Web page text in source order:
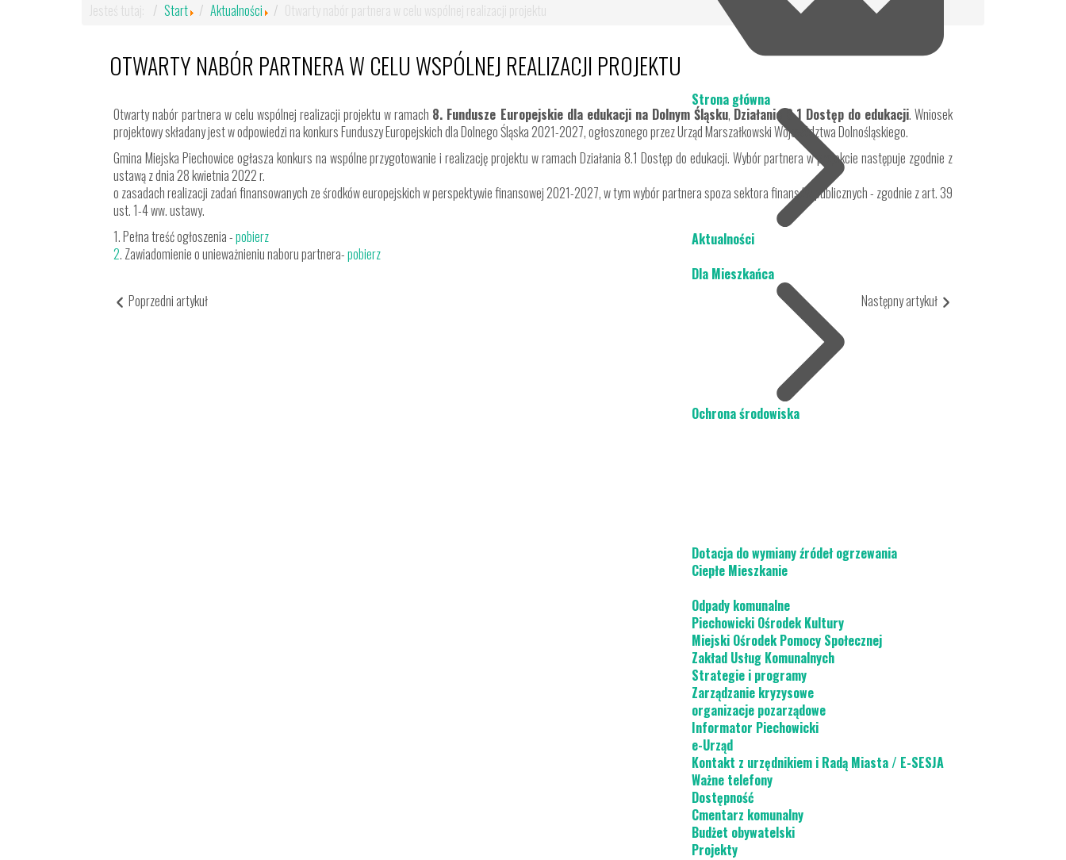
Strona główna
Aktualności
Dla Mieszkańca
Ochrona środowiska
Dotacja do wymiany źródeł ogrzewania
Ciepłe Mieszkanie
Odpady komunalne
Piechowicki Ośrodek Kultury
Miejski Ośrodek Pomocy Społecznej
Zakład Usług Komunalnych
Strategie i programy
Zarządzanie kryzysowe
organizacje pozarządowe
Informator Piechowicki
e-Urząd
Kontakt z urzędnikiem i Radą Miasta / E-SESJA
Ważne telefony
Dostępność
Cmentarz komunalny
Budżet obywatelski
Projekty
Jesteś tutaj: Start Aktualności Otwarty nabór partnera w celu wspólnej realizacji projektu
OTWARTY NABÓR PARTNERA W CELU WSPÓLNEJ REALIZACJI PROJEKTU
Otwarty nabór partnera w celu wspólnej realizacji projektu w ramach 8. Fundusze Europejskie dla edukacji na Dolnym Śląsku, Działanie 8.1 Dostęp do edukacji. Wniosek
projektowy składany jest w odpowiedzi na konkurs Funduszy Europejskich dla Dolnego Śląska 2021-2027, ogłoszonego przez Urząd Marszałkowski Województwa Dolnośląskiego.
Gmina Miejska Piechowice ogłasza konkurs na wspólne przygotowanie i realizację projektu w ramach Działania 8.1 Dostęp do edukacji. Wybór partnera w projekcie następuje zgodnie z
ustawą z dnia 28 kwietnia 2022 r.
o zasadach realizacji zadań finansowanych ze środków europejskich w perspektywie finansowej 2021-2027, w tym wybór partnera spoza sektora finansów publicznych - zgodnie z art. 39
ust. 1-4 ww. ustawy.
1. Pełna treść ogłoszenia -pobierz
2. Zawiadomienie o unieważnieniu naboru partnera-pobierz
Poprzedni artykuł Następny artykuł